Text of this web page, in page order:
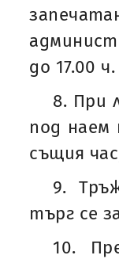
до 17.00 ч.
8. При
под наем
същия
9.
търг се
10.